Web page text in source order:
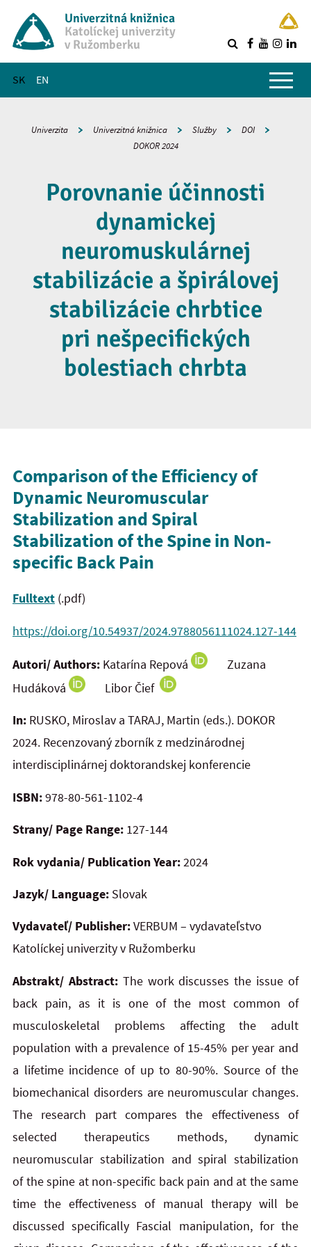
Univerzitná knižnica
Katolíckej univerzity
v Ružomberku
SK EN
Hlavné menu
Univerzita Univerzitná knižnica Služby
DOI
DOKOR 2024
Porovnanie účinnosti
dynamickej
neuromuskulárnej
stabilizácie a špirálovej
stabilizácie chrbtice
pri nešpecifických
bolestiach chrbta
Comparison of the Efficiency of
Dynamic Neuromuscular
Stabilization and Spiral
Stabilization of the Spine in Non-
specific Back Pain
Fulltext (.pdf)
https://doi.org/10.54937/2024.9788056111024.127-144
Autori/ Authors: Katarína Repová
Zuzana
Hudáková
Libor Čief
In: RUSKO, Miroslav a TARAJ, Martin (eds.). DOKOR
2024. Recenzovaný zborník z medzinárodnej
interdisciplinárnej doktorandskej konferencie
ISBN:978-80-561-1102-4
Strany/ Page Range: 127-144
Rok vydania/ Publication Year:2024
Jazyk/ Language: Slovak
Vydavateľ/ Publisher:VERBUM – vydavateľstvo
Katolíckej univerzity v Ružomberku
Abstrakt/ Abstract: The work discusses the issue of
back pain, as it is one of the most common of
musculoskeletal problems affecting the adult
population with a prevalence of 15-45% per year and
a lifetime incidence of up to 80-90%. Source of the
biomechanical disorders are neuromuscular changes.
The research part compares the effectiveness of
selected therapeutics methods, dynamic
neuromuscular stabilization and spiral stabilization
of thespine at non-specific back pain and at the same
time the effectiveness of manual therapy will be
discussed specifically Fascial manipulation, for the